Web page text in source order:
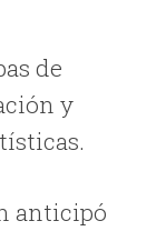
de
y
anticipó